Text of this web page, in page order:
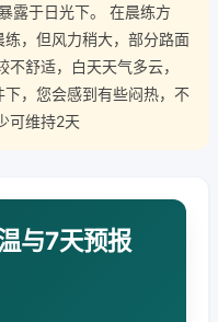
露于日光下。 在晨练方
，但风力稍大，部分路面
舒适，白天天气多云，
，您会感到有些闷热，不
可维持2天
与7天预报